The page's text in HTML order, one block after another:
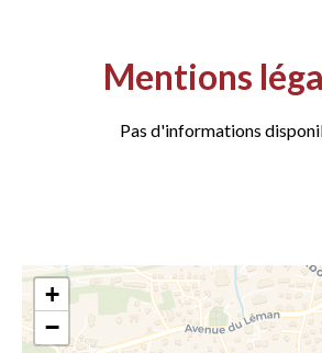
Mentions
Pas d'informations
+
−